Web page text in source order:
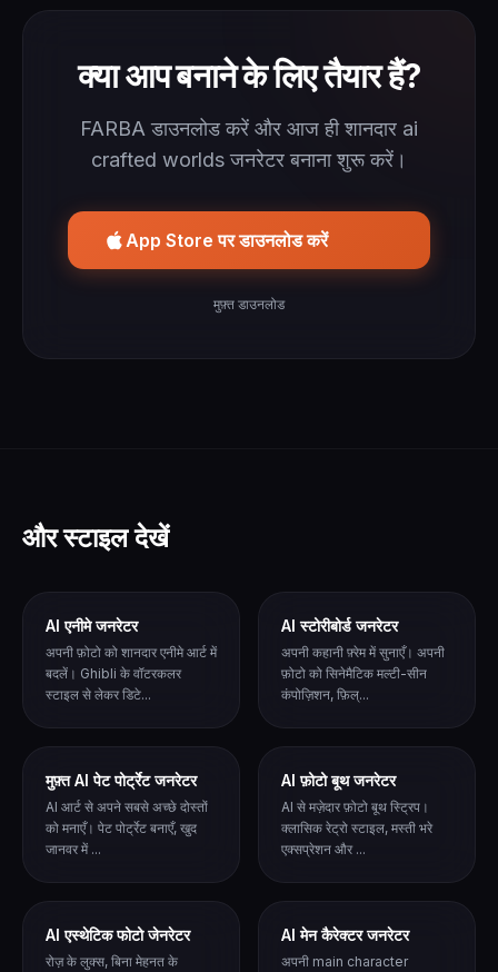
क्या आप बनाने के लिए तैयार हैं?
FARBA डाउनलोड करें और आज ही शानदार ai
crafted worlds जनरेटर बनाना शुरू करें।
App Store पर डाउनलोड करें
मुफ़्त डाउनलोड
और स्टाइल देखें
AI एनीमे जनरेटर
अपनी फ़ोटो को शानदार एनीमे आर्ट में
बदलें। Ghibli के वॉटरकलर
स्टाइल से लेकर डिटे...
AI स्टोरीबोर्ड जनरेटर
अपनी कहानी फ़्रेम में सुनाएँ। अपनी
फ़ोटो को सिनेमैटिक मल्टी-सीन
कंपोज़िशन, फ़िल्...
मुफ़्त AI पेट पोर्ट्रेट जनरेटर
AI आर्ट से अपने सबसे अच्छे दोस्तों
को मनाएँ। पेट पोर्ट्रेट बनाएँ, खुद
जानवर में ...
AI फ़ोटो बूथ जनरेटर
AI से मज़ेदार फ़ोटो बूथ स्ट्रिप।
क्लासिक रेट्रो स्टाइल, मस्ती भरे
एक्सप्रेशन और ...
AI एस्थेटिक फोटो जेनरेटर
रोज़ के लुक्स, बिना मेहनत के
AI मेन कैरेक्टर जनरेटर
अपनी main character